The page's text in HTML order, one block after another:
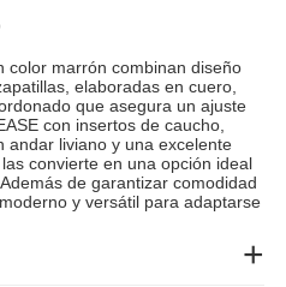
color marrón combinan diseño
elaboradas en cuero,
que asegura un ajuste
con insertos de caucho,
andar liviano y una excelente
convierte en una opción ideal
de garantizar comodidad
y versátil para adaptarse